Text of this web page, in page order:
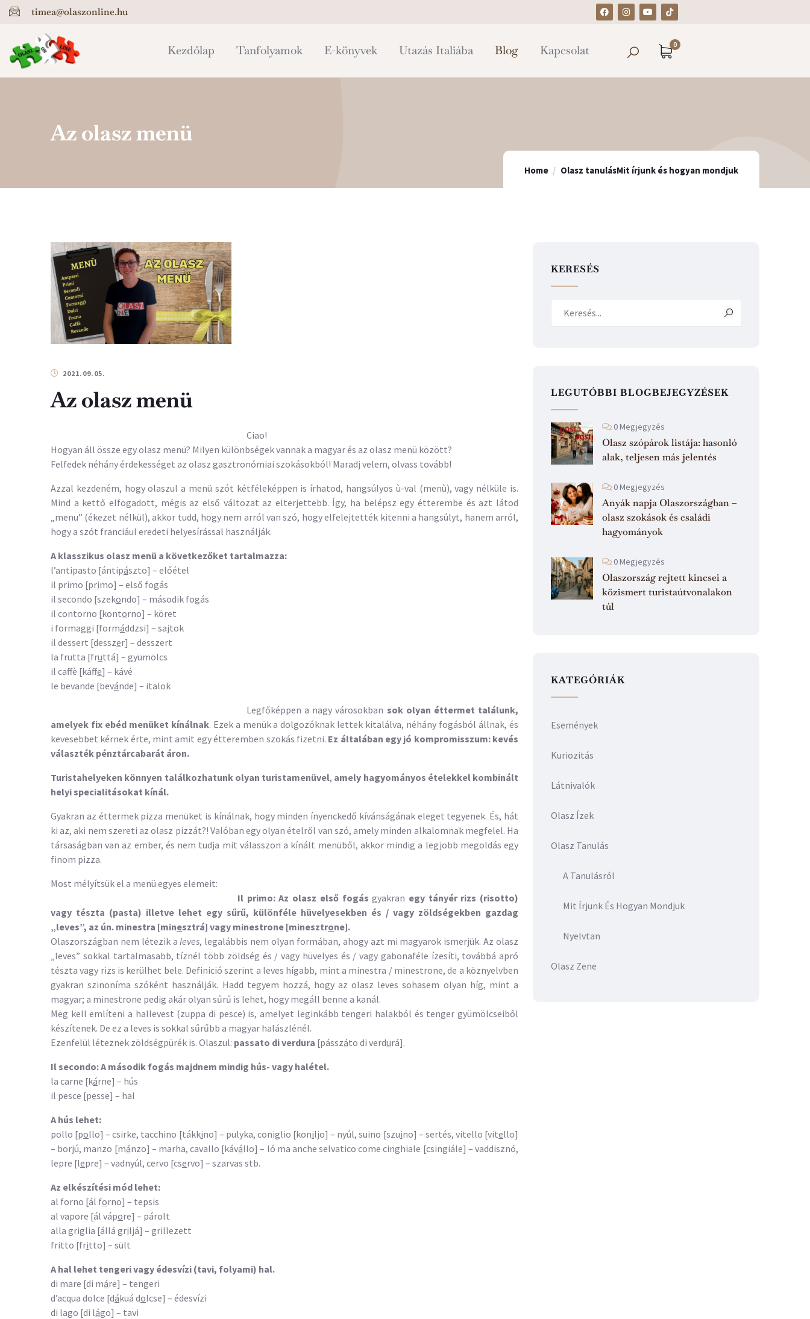
timea@olaszonline.hu
Kezdőlap Tanfolyamok E-könyvek Utazás Italiába Blog Kapcsolat 0
Az olasz menü
Home Olasz tanulásMit írjunk és hogyan mondjuk
2021.09.05.
Az olasz menü
Ciao!
Hogyan áll össze egy olasz menü? Milyen különbségek vannak a magyar és az olasz menü között?
Felfedek néhány érdekességet az olasz gasztronómiai szokásokból! Maradj velem, olvass tovább!
Azzal kezdeném, hogy olaszul a menü szót kétféleképpen is írhatod, hangsúlyos ù-val (menù), vagy nélküle is.
Mind a kettő elfogadott, mégis az első változat az elterjettebb. Így, ha belépsz egy étterembe és azt látod
„menu” (ékezet nélkül), akkor tudd, hogy nem arról van szó, hogy elfelejtették kitenni a hangsúlyt, hanem arról,
hogy a szót franciául eredeti helyesírással használják.
A klasszikus olasz menü a következőket tartalmazza:
l’antipasto [ántipászto] – előétel
il primo [primo] – első fogás
il secondo [szekondo] – második fogás
il contorno [kontorno] – köret
i formaggi [formáddzsi] – sajtok
il dessert [desszer] – desszert
la frutta [fruttá] – gyümölcs
il caffè [káffe] – kávé
le bevande [bevánde] – italok
Legfőképpen a nagy városokban sok olyan éttermet találunk,
amelyek fix ebéd menüket kínálnak. Ezek a menük a dolgozóknak lettek kitalálva, néhány fogásból állnak, és
kevesebbet kérnek érte, mint amit egy étteremben szokás fizetni. Ez általában egy jó kompromisszum: kevés
választék pénztárcabarát áron.
Turistahelyeken könnyen találkozhatunk olyan turistamenüvel, amely hagyományos ételekkel kombinált
helyi specialitásokat kínál.
Gyakran az éttermek pizza menüket is kínálnak, hogy minden ínyenckedő kívánságának eleget tegyenek. És, hát
ki az, aki nem szereti az olasz pizzát?! Valóban egy olyan ételről van szó, amely minden alkalomnak megfelel. Ha
társaságban van az ember, és nem tudja mit válasszon a kínált menüből, akkor mindig a legjobb megoldás egy
finom pizza.
Most mélyítsük el a menü egyes elemeit:
Il primo: Az olasz első fogás gyakran egy tányér rizs (risotto)
vagy tészta (pasta) illetve lehet egy sűrű, különféle hüvelyesekben és / vagy zöldségekben gazdag
„leves”, az ún. minestra [minesztrá] vagy minestrone [minesztrone].
Olaszországban nem létezik aleves, legalábbis nem olyan formában, ahogy azt mi magyarok ismerjük. Az olasz
„leves” sokkal tartalmasabb, tíznél több zöldség és / vagy hüvelyes és / vagy gabonaféle ízesíti, továbbá apró
tészta vagy rizs is kerülhet bele. Definició szerint a leves hígabb, mint a minestra / minestrone, de a köznyelvben
gyakran szinoníma szóként használják. Hadd tegyem hozzá, hogy az olasz leves sohasem olyan híg, mint a
magyar; a minestrone pedig akár olyan sűrű is lehet, hogy megáll benne a kanál.
Meg kell említeni a hallevest (zuppa di pesce) is, amelyet leginkább tengeri halakból és tenger gyümölcseiből
készítenek. De ez a leves is sokkal sűrűbb a magyar halászlénél.
Ezenfelül léteznek zöldségpürék is. Olaszul: passato di verdura [pásszáto di verdurá].
Il secondo: A második fogás majdnem mindig hús- vagy halétel.
la carne [kárne] – hús
il pesce [pesse] – hal
A hús lehet:
pollo [pollo] – csirke, tacchino [tákkino] – pulyka, coniglio [koniljo] – nyúl, suino [szuino] – sertés, vitello [vitello]
– borjú, manzo [mánzo] – marha, cavallo [kávállo] – ló ma anche selvatico come cinghiale [csingiále] – vaddisznó,
lepre [lepre] – vadnyúl, cervo [cservo] – szarvas stb.
Az elkészítési mód lehet:
al forno [ál forno] – tepsis
al vapore [ál vápore] – párolt
alla griglia [állá griljá] – grillezett
fritto [fritto] – sült
A hal lehet tengeri vagy édesvízi (tavi, folyami) hal.
di mare [di máre] – tengeri
d’acqua dolce [dákuá dolcse] – édesvízi
di lago [di lágo] – tavi
KERESÉS
LEGUTÓBBI BLOGBEJEGYZÉSEK
0 Megjegyzés
Olasz szópárok listája: hasonló
alak, teljesen más jelentés
0 Megjegyzés
Anyák napja Olaszországban –
olasz szokások és családi
hagyományok
0 Megjegyzés
Olaszország rejtett kincsei a
közismert turistaútvonalakon
túl
KATEGÓRIÁK
Események
Kuriozitás
Látnivalók
Olasz Ízek
Olasz Tanulás
A Tanulásról
Mit Írjunk És Hogyan Mondjuk
Nyelvtan
Olasz Zene